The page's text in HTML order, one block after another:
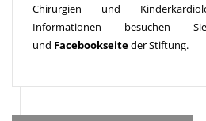
Chirurgien und
Informationen
und Facebookseiteder Stiftung.